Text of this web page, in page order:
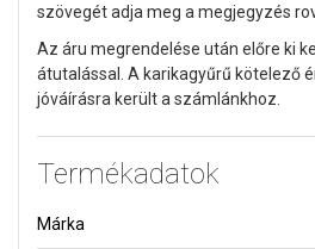
szövegét adja meg a megjegyzés
Az áru megrendelése után előre ki
átutalással. A karikagyűrű kötelező
jóváírásra került a számlánkhoz.
Termékadatok
Márka